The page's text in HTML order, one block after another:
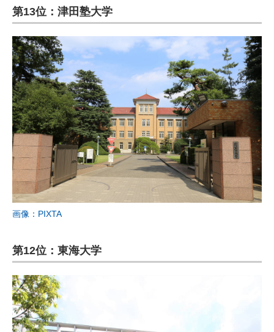
第13位：津田塾大学
画像：PIXTA
第12位：東海大学